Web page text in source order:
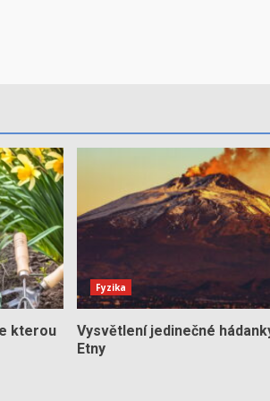
kterou
Fyzika
Vysvětlení jedinečné
Etny